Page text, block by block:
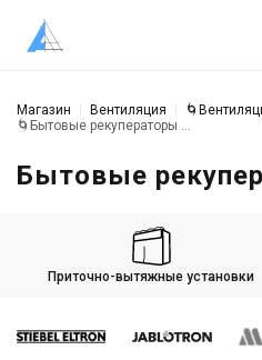
Магазин Вентиляция
🌀Бытовые рекуператоры в Луцке
Бытовые
Приточно-вытяжные установки